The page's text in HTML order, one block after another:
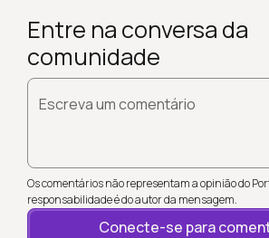
Entre na conversa da
comunidade
Escreva um comentário
Os comentários não representam a opinião do
responsabilidade é do autor da mensagem.
Conecte-se para